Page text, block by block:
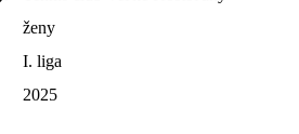
I. liga
2025